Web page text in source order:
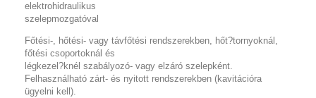
elektrohidraulikus
szelepmozgatóval
Főtési-, hőtési- vagy távfőtési rendszerekben, hőt?tornyoknál,
főtési csoportoknál és
légkezel?knél szabályozó- vagy elzáró szelepként.
Felhasználható zárt- és nyitott rendszerekben (kavitációra
ügyelni kell).